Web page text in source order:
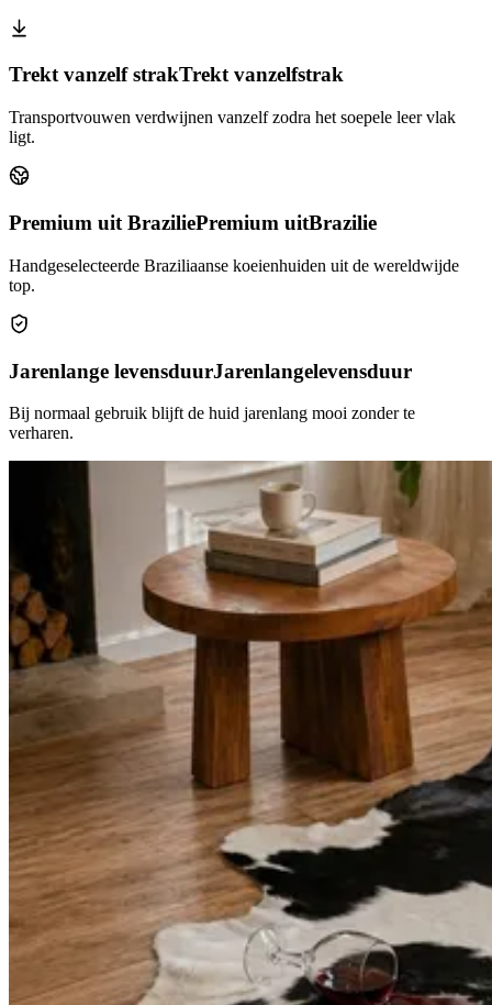
Trekt vanzelf strakTrekt vanzelfstrak
Transportvouwen verdwijnen vanzelf zodra het soepele leer vlak
ligt.
Premium uit BraziliePremium uitBrazilie
Handgeselecteerde Braziliaanse koeienhuiden uit de wereldwijde
top.
Jarenlange levensduurJarenlangelevensduur
Bij normaal gebruik blijft de huid jarenlang mooi zonder te
verharen.